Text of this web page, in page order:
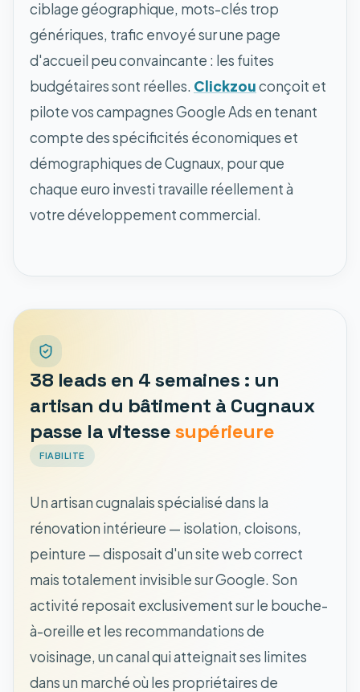
ciblage géographique, mots-clés trop
génériques, trafic envoyé sur une page
d'accueil peu convaincante : les fuites
budgétaires sont réelles. Clickzouconçoit et
pilote vos campagnes Google Ads en tenant
compte des spécificités économiques et
démographiques de Cugnaux, pour que
chaque euro investi travaille réellement à
votre développement commercial.
38 leads en 4 semaines : un
artisan du bâtiment à Cugnaux
passe la vitessesupérieure
FIABILITE
Un artisan cugnalais spécialisé dans la
rénovation intérieure — isolation, cloisons,
peinture — disposait d'un site web correct
mais totalement invisible sur Google. Son
activité reposait exclusivement sur le bouche-
à-oreille et les recommandations de
voisinage, un canal qui atteignait ses limites
dans un marché où les propriétaires de